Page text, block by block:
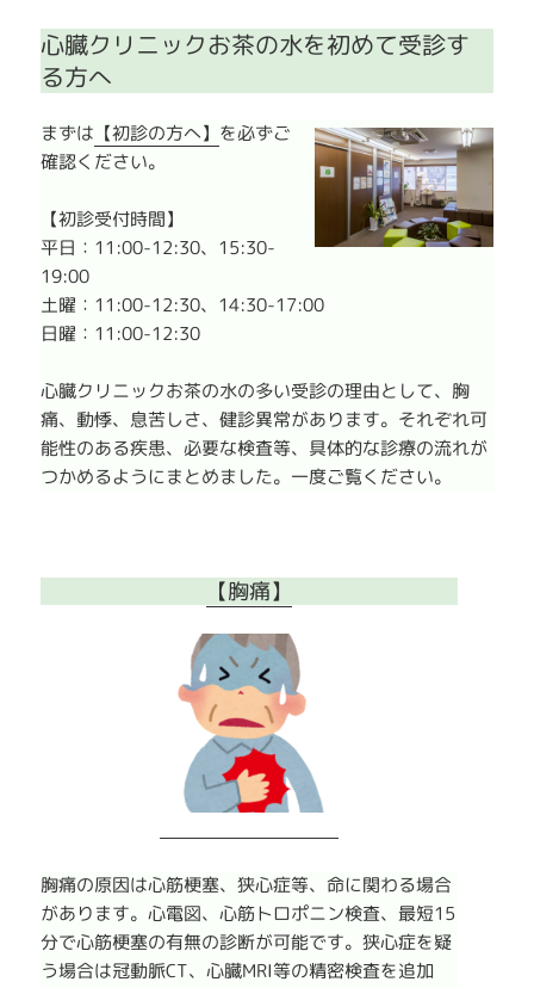
心臓クリニックお茶の水を初めて受診す
る方へ
まずは 【初診の方へ】 を必ずご
確認ください。
【初診受付時間】
平日：11:00-12:30、15:30-
19:00
土曜：11:00-12:30、14:30-17:00
日曜：11:00-12:30
心臓クリニックお茶の水の多い受診の理由として、胸
痛、動悸、息苦しさ、健診異常があります。それぞれ可
能性のある疾患、必要な検査等、具体的な診療の流れが
つかめるようにまとめました。一度ご覧ください。
【胸痛】
胸痛の原因は心筋梗塞、狭心症等、命に関わる場合
があります。心電図、心筋トロポニン検査、最短15
分で心筋梗塞の有無の診断が可能です。狭心症を疑
う場合は冠動脈CT、心臓MRI等の精密検査を追加